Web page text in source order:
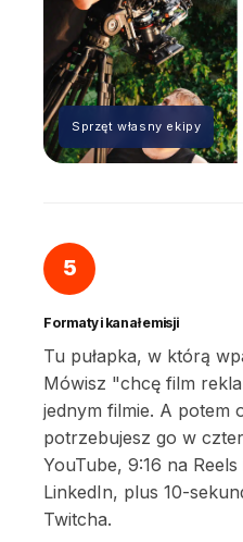
Sprzęt własny ekipy
5
Formaty i kanał emisji
Tu pułapka, w którą
Mówisz "chcę film
jednym filmie. A potem
potrzebujesz go w
YouTube, 9:16 na Reels
LinkedIn, plus 10-
Twitcha.